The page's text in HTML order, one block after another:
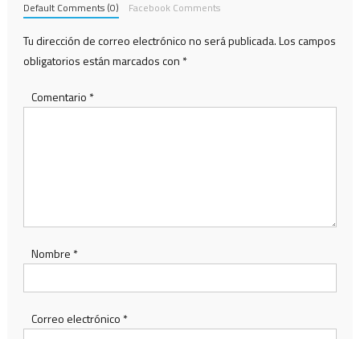
Default Comments (0) Facebook Comments
Tu dirección de correo electrónico no será publicada.Los campos
obligatorios están marcados con *
Comentario *
Nombre *
Correo electrónico *